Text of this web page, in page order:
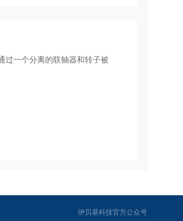
过一个分离的联轴器和转子被
伊贝基科技官方公众号